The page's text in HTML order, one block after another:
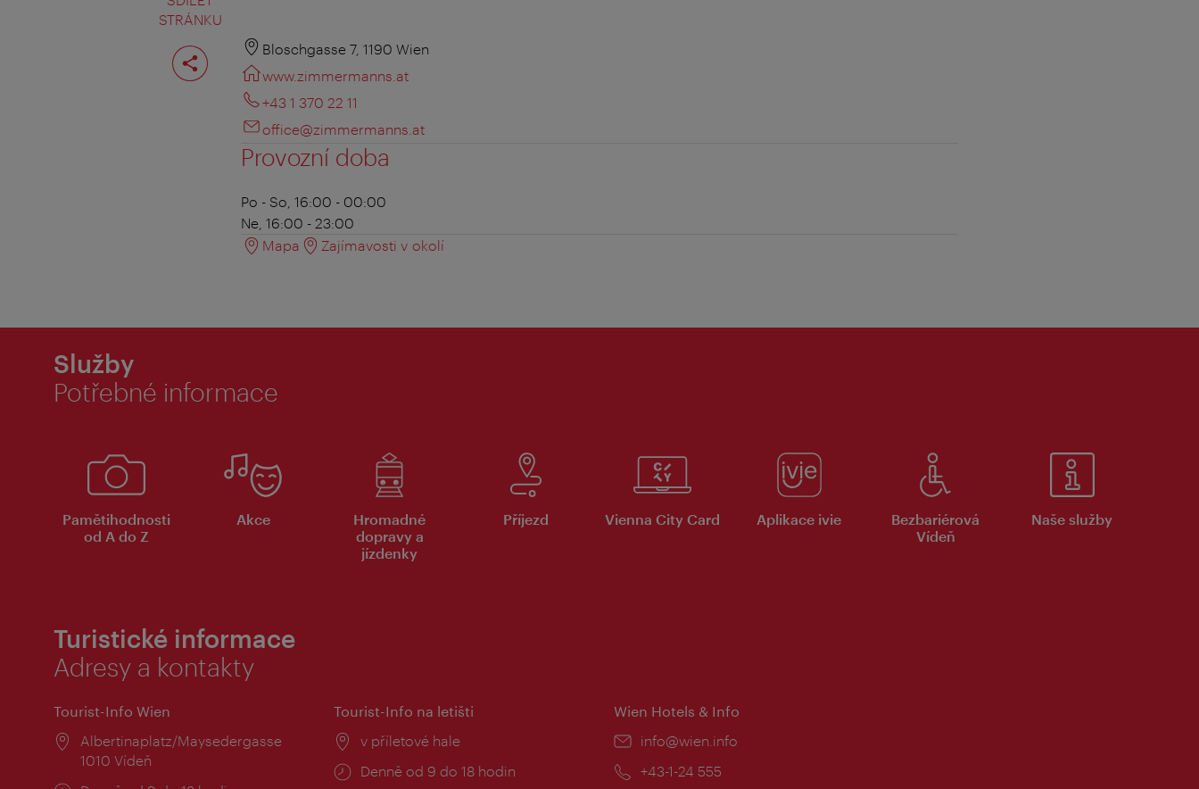
STRÁNKU
Rozdělit
stranu
Bloschgasse 7, 1190 Wien
www.zimmermanns.at
+43 1 370 22 11
office@zimmermanns.at
Provozní doba
Po - So, 16:00 - 00:00
Ne, 16:00 - 23:00
Mapa
Zajímavosti v okolí
Služby
Potřebné informace
Pamětihodnosti
od A do Z
Akce
Hromadné
dopravy a
jízdenky
Příjezd Vienna City Card Aplikace ivie
Bezbariérová
Vídeň
Naše služby
Turistické informace
Adresy a kontakty
Tourist-Info Wien
Místo:
Albertinaplatz/Maysedergasse
1010 Vídeň
Tourist-Info na letišti
Místo:
v příletové hale
Provozní
Denně od 9 do 18 hodin
Wien Hotels & Info
E-
info@wien.info
Telefon:
+43-1-24 555